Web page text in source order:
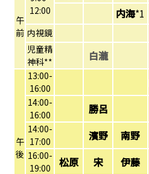
午
前
12:00
内海*1
内視鏡
児童精
神科**
白瀧
午
後
13:00-
16:00
14:00-
16:00
勝呂
14:00-
17:00
濱野 南野
16:00-
19:00
松原 宋 伊藤